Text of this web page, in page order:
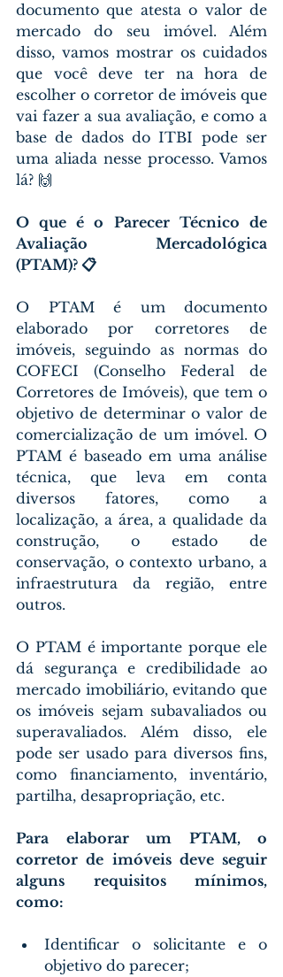
documento que atesta o valor de
mercado do seu imóvel. Além
disso, vamos mostrar os cuidados
que você deve ter na hora de
escolher o corretor de imóveis que
vai fazer a sua avaliação, e como a
base de dados do ITBI pode ser
uma aliada nesse processo. Vamos
lá? 🙌
O que é o Parecer Técnico de
Avaliação Mercadológica
(PTAM)? 📋
O PTAM é um documento
elaborado por corretores de
imóveis, seguindo as normas do
COFECI (Conselho Federal de
Corretores de Imóveis), que tem o
objetivo de determinar o valor de
comercialização de um imóvel. O
PTAM é baseado em uma análise
técnica, que leva em conta
diversos fatores, como a
localização, a área, a qualidade da
construção, o estado de
conservação, o contexto urbano, a
infraestrutura da região, entre
outros.
O PTAM é importante porque ele
dá segurança e credibilidade ao
mercado imobiliário, evitando que
os imóveis sejam subavaliados ou
superavaliados. Além disso, ele
pode ser usado para diversos fins,
como financiamento, inventário,
partilha, desapropriação, etc.
Para elaborar um PTAM, o
corretor de imóveis deve seguir
alguns requisitos mínimos,
como:
Identificar o solicitante e o
objetivo do parecer;